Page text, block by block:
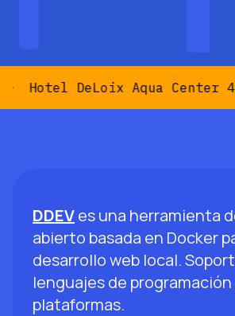
Hotel DeLoix Aqua Center
DDEVes una herramienta
abierto basada en Docker
desarrollo web local.
lenguajes de programación
plataformas.